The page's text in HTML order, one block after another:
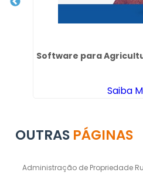
Software para
Saiba
OUTRAS PÁGINAS
Administração de Propriedade